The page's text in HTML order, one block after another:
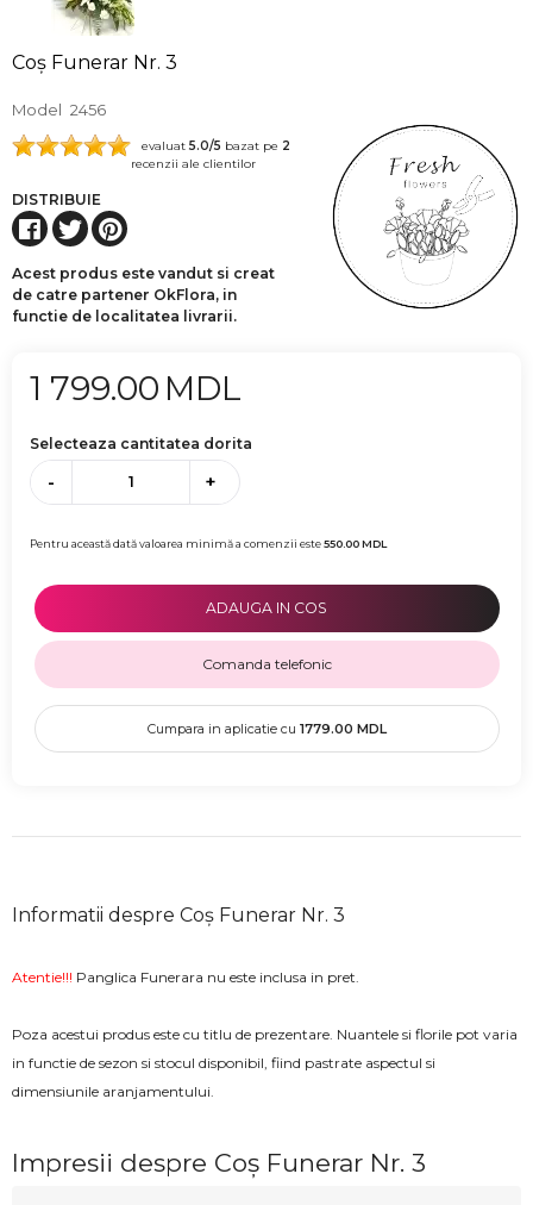
Coș Funerar Nr. 3
Model 2456
evaluat 5.0/5 bazat pe 2
recenzii ale clientilor
DISTRIBUIE
Acest produs este vandut si creat
de catre partener OkFlora, in
functie de localitatea livrarii.
1 799.00 MDL
Selecteaza cantitatea dorita
- +
Pentru această dată valoarea minimă a comenzii este550.00MDL
ADAUGA IN COS
Comanda telefonic
Cumpara in aplicatie cu 1779.00 MDL
Informatii despre Coș Funerar Nr. 3
Atentie!!! Panglica Funerara nu este inclusa in pret.
Poza acestui produs este cu titlu de prezentare. Nuantele si florile pot varia
in functie de sezon si stocul disponibil, fiind pastrate aspectul si
dimensiunile aranjamentului.
Impresii despre Coș Funerar Nr. 3